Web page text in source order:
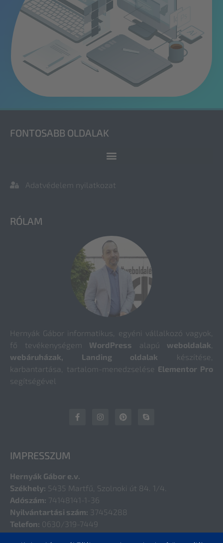
FONTOSABB OLDALAK
Adatvédelem nyilatkozat
RÓLAM
Hernyák Gábor informatikus, egyéni vállalkozó vagyok,
fő tevékenységem WordPress alapú weboldalak
webáruházak, Landing oldalak készítése,
karbantartása, tartalom-menedzselése Elementor Pro
segítségével
IMPRESSZUM
Hernyák Gábor e.v.
Székhely: 5435 Martfű, Szolnoki út 84. 1/4.
Adószám: 74148141-1-36
Nyilvántartási szám: 37454288
Telefon: 0630/319-7449
E-mail:hernyak@gmail.com